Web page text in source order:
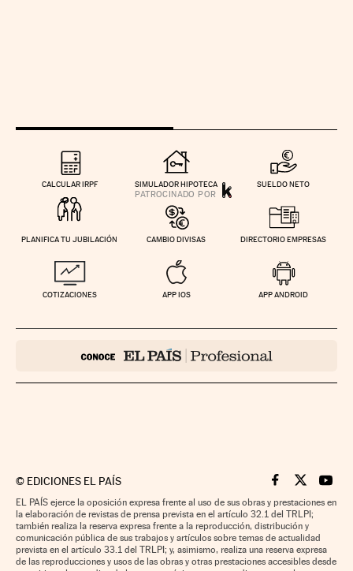
CALCULAR IRPF SIMULADOR HIPOTECA SUELDO NETO
PLANIFICA TU JUBILACIÓN CAMBIO DIVISAS DIRECTORIO EMPRESAS
COTIZACIONES APP IOS APP ANDROID
© EDICIONES EL PAÍS Cinco Días en
Cinco Días
Cinco
EL PAÍS ejerce la oposición expresa frente al uso de sus obras y prestaciones en
la elaboración de revistas de prensa prevista en el artículo 32.1 del TRLPI;
también realiza la reserva expresa frente a la reproducción, distribución y
comunicación pública de sus trabajos y artículos sobre temas de actualidad
prevista en el artículo 33.1 del TRLPI; y, asimismo, realiza una reserva expresa
de las reproducciones y usos de las obras y otras prestaciones accesibles desde